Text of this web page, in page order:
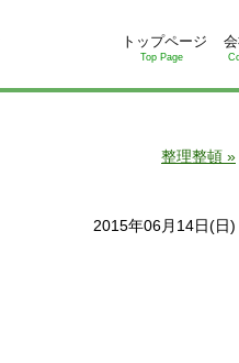
トップページ
Top Page
整理整頓 »
2015年06月14日(日)